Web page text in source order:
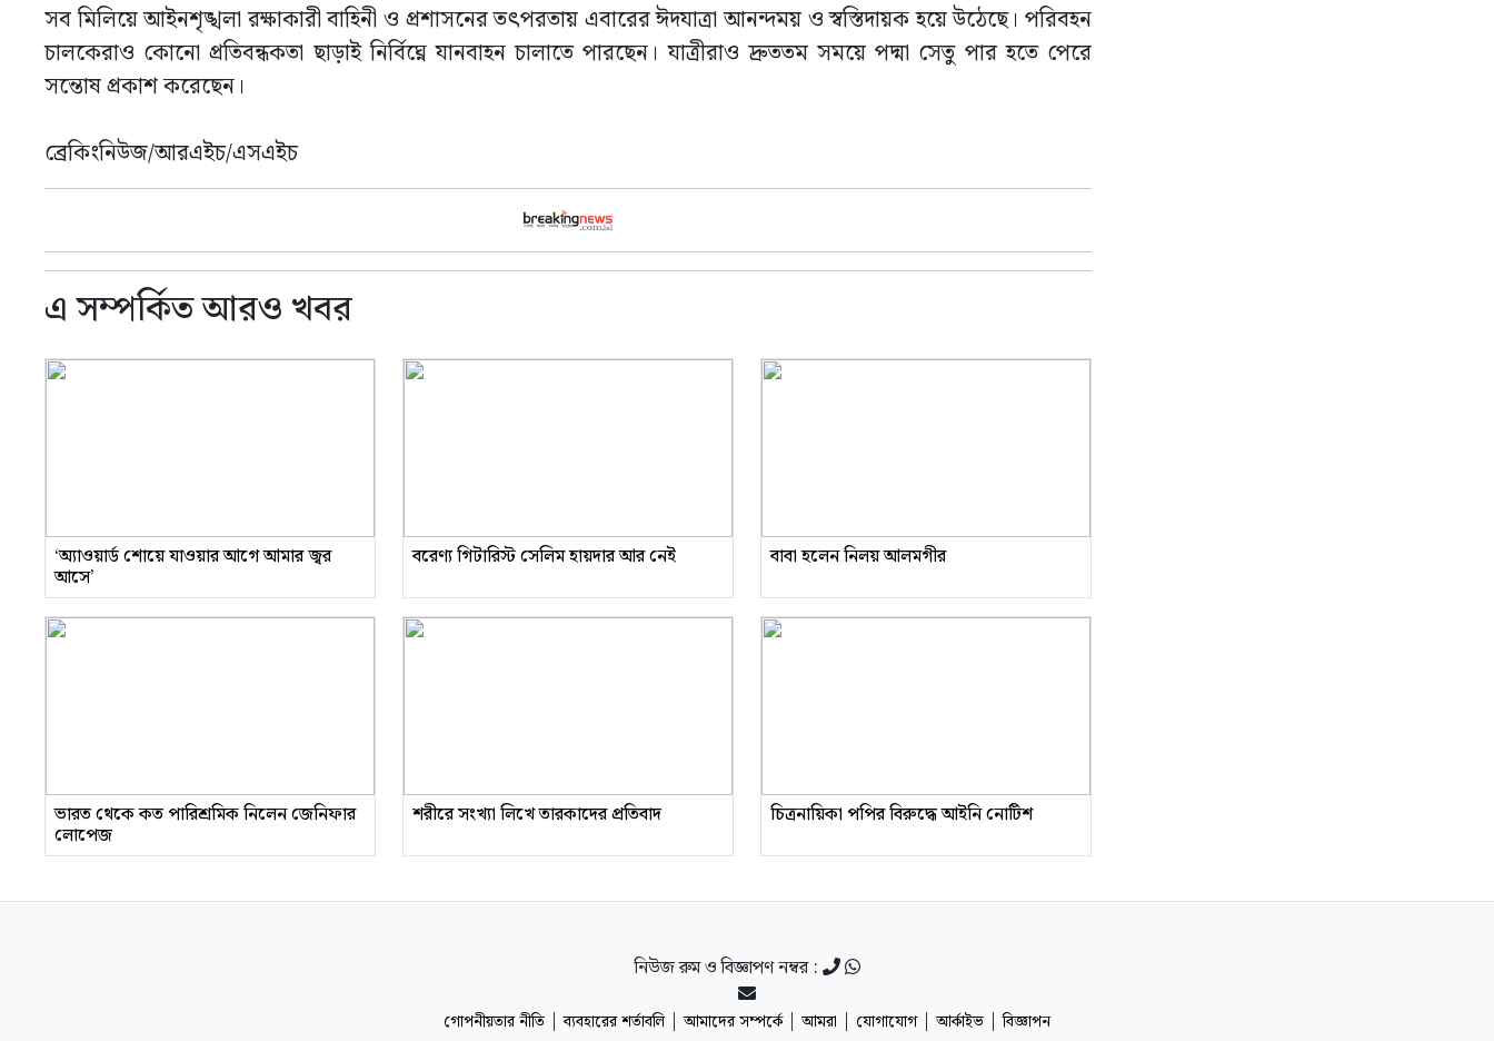
সব মিলিয়ে আইনশৃঙ্খলা রক্ষাকারী বাহিনী ও প্রশাসনের তৎপরতায় এবারের ঈদযাত্রা আনন্দময় ও স্বস্তিদায়ক হয়ে উঠেছে। পরিবহন
চালকেরাও কোনো প্রতিবন্ধকতা ছাড়াই নির্বিঘ্নে যানবাহন চালাতে পারছেন। যাত্রীরাও দ্রুততম সময়ে পদ্মা সেতু পার হতে পেরে
সন্তোষ প্রকাশ করেছেন।
ব্রেকিংনিউজ/আরএইচ/এসএইচ
এ সম্পর্কিত আরও খবর
‘অ্যাওয়ার্ড শোয়ে যাওয়ার আগে আমার জ্বর
আসে’
বরেণ্য গিটারিস্ট সেলিম হায়দার আর নেই বাবা হলেন নিলয় আলমগীর
ভারত থেকে কত পারিশ্রমিক নিলেন জেনিফার
লোপেজ
শরীরে সংখ্যা লিখে তারকাদের প্রতিবাদ চিত্রনায়িকা পপির বিরুদ্ধে আইনি নোটিশ
নিউজ রুম ও বিজ্ঞাপণ নম্বর :
গোপনীয়তার নীতি |ব্যবহারের শর্তাবলি| আমাদের সম্পর্কে| আমরা | যোগাযোগ| আর্কাইভ |বিজ্ঞাপন